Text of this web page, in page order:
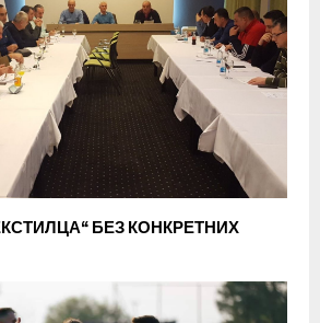
БЕЗ КОНКРЕТНИХ